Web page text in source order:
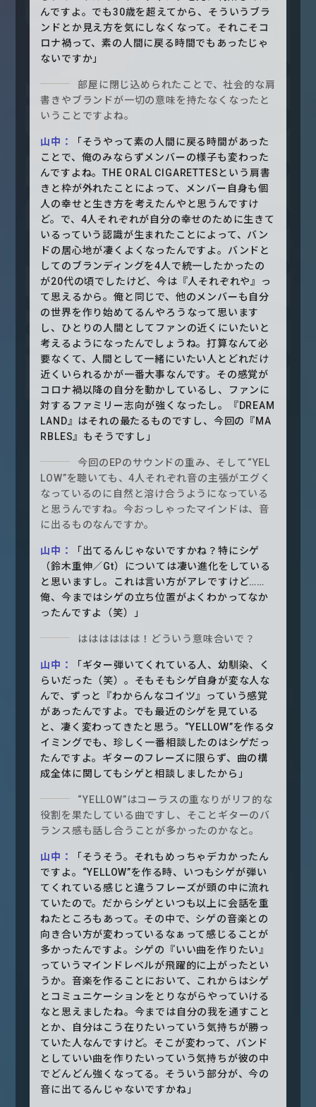
んですよ。でも30歳を超えてから、そういうブラ
ンドとか見え方を気にしなくなって。それこそコ
ロナ禍って、素の人間に戻る時間でもあったじゃ
ないですか」
部屋に閉じ込められたことで、社会的な肩
書きやブランドが一切の意味を持たなくなったと
いうことですよね。
山中：
「そうやって素の人間に戻る時間があった
ことで、俺のみならずメンバーの様子も変わった
んですよね。THE ORAL CIGARETTESという肩書
きと枠が外れたことによって、メンバー自身も個
人の幸せと生き方を考えたんやと思うんですけ
ど。で、4人それぞれが自分の幸せのために生きて
いるっていう認識が生まれたことによって、バン
ドの居心地が凄くよくなったんですよ。バンドと
してのブランディングを4人で統一したかったの
が20代の頃でしたけど、今は『人それぞれや』っ
て思えるから。俺と同じで、他のメンバーも自分
の世界を作り始めてるんやろうなって思います
し、ひとりの人間としてファンの近くにいたいと
考えるようになったんでしょうね。打算なんて必
要なくて、人間として一緒にいたい人とどれだけ
近くいられるかが一番大事なんです。その感覚が
コロナ禍以降の自分を動かしているし、ファンに
対するファミリー志向が強くなったし。『DREAM
LAND』はそれの最たるものですし、今回の『MA
RBLES』もそうですし」
今回のEPのサウンドの重み、そして“YEL
LOW”を聴いても、4人それぞれ音の主張がエグく
なっているのに自然と溶け合うようになっている
と思うんですね。今おっしゃったマインドは、音
に出るものなんですか。
山中：
「出てるんじゃないですかね？特にシゲ
（鈴木重伸／Gt）については凄い進化をしている
と思いますし。これは言い方がアレですけど……
俺、今まではシゲの立ち位置がよくわかってなか
ったんですよ（笑）」
はははははは！どういう意味合いで？
山中：
「ギター弾いてくれている人、幼馴染、く
らいだった（笑）。そもそもシゲ自身が変な人な
んで、ずっと『わからんなコイツ』っていう感覚
があったんですよ。でも最近のシゲを見ている
と、凄く変わってきたと思う。“YELLOW”を作るタ
イミングでも、珍しく一番相談したのはシゲだっ
たんですよ。ギターのフレーズに限らず、曲の構
成全体に関してもシゲと相談しましたから」
“YELLOW”はコーラスの重なりがリフ的な
役割を果たしている曲ですし、そことギターのバ
ランス感も話し合うことが多かったのかなと。
山中：
「そうそう。それもめっちゃデカかったん
ですよ。“YELLOW”を作る時、いつもシゲが弾い
てくれている感じと違うフレーズが頭の中に流れ
ていたので。だからシゲといつも以上に会話を重
ねたところもあって。その中で、シゲの音楽との
向き合い方が変わっているなぁって感じることが
多かったんですよ。シゲの『いい曲を作りたい』
っていうマインドレベルが飛躍的に上がったとい
うか。音楽を作ることにおいて、これからはシゲ
とコミュニケーションをとりながらやっていける
なと思えましたね。今までは自分の我を通すこと
とか、自分はこう在りたいっていう気持ちが勝っ
ていた人なんですけど。そこが変わって、バンド
としていい曲を作りたいっていう気持ちが彼の中
でどんどん強くなってる。そういう部分が、今の
音に出てるんじゃないですかね」